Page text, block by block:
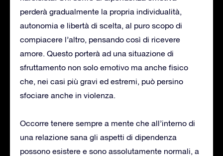
perderà gradualmente la propria individualità,
autonomia e libertà di scelta, al puro scopo di
compiacere l’altro, pensando così di ricevere
amore. Questo porterà ad una situazione di
sfruttamento non solo emotivo ma anche fisico
che, nei casi più gravi ed estremi, può persino
sfociare anche in violenza.
Occorre tenere sempre a mente che all’interno di
una relazione sana gli aspetti di dipendenza
possono esistere e sono assolutamente normali, a